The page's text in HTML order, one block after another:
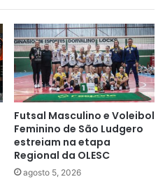
Futsal Masculino e Voleibol
Feminino de São Ludgero
estreiam na etapa
Regional da OLESC
agosto 5, 2026